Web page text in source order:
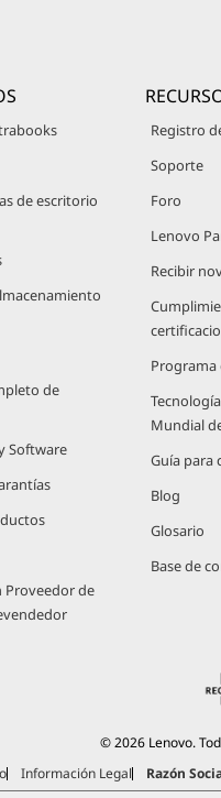
de escritorio
de
Software
Proveedor de
Registro
Soporte
Foro
Lenovo
Recibir
Programa
Mundial
Guía para
Blog
Glosario
Base de
© 2026 Lenovo.
Información Legal Razón